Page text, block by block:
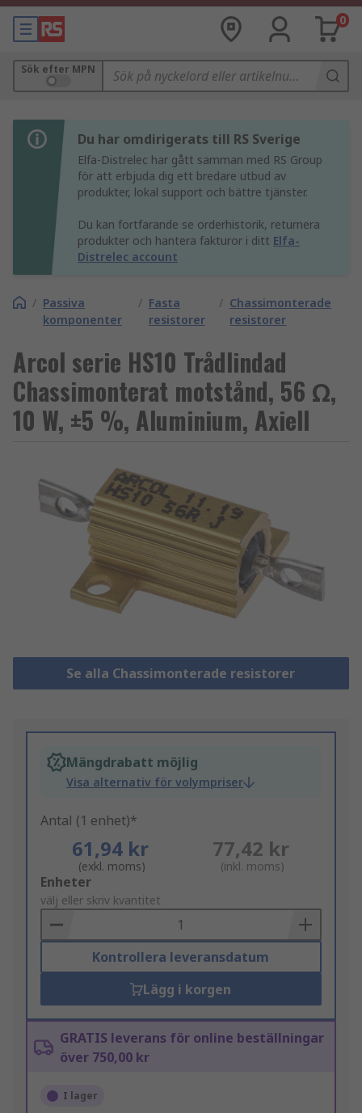
0
Sök efter MPN
Du har omdirigerats till RS Sverige
Elfa-Distrelec har gått samman med RS Group
för att erbjuda dig ett bredare utbud av
produkter, lokal support och bättre tjänster.
Du kan fortfarande se orderhistorik, returnera
produkter och hantera fakturor i ditt Elfa-
Distrelec account
/ Passiva
komponenter
/ Fasta
resistorer
/ Chassimonterade
resistorer
Arcol serie HS10 Trådlindad
Chassimonterat motstånd, 56 Ω,
10 W, ±5 %, Aluminium, Axiell
Se alla Chassimonterade resistorer
Mängdrabatt möjlig
Visa alternativ för volympriser
Antal (1 enhet)*
61,94 kr
(exkl. moms)
77,42 kr
(inkl. moms)
Add
to
Basket
Enheter
välj eller skriv kvantitet
Kontrollera leveransdatum
Lägg i korgen
GRATIS leverans för online beställningar
över 750,00 kr
I lager